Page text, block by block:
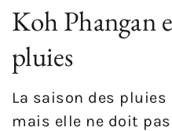
Koh Phangan
pluies
La saison des
mais elle ne doit